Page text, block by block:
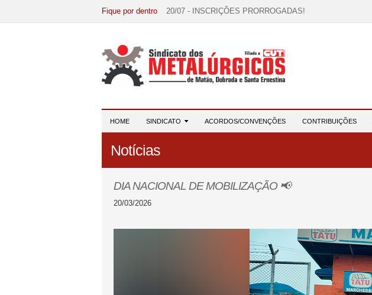
Fique por dentro 20/07 - INSCRIÇÕES PRORROGADAS!
07/07 - Increva-se! Link na descrição!
03/08 - DATA-BASE 2026: HORA DE UNIÃO E
HOME SINDICATO ACORDOS/CONVENÇÕES CONTRIBUIÇÕES
Notícias
DIA NACIONAL DE MOBILIZAÇÃO 📢
20/03/2026